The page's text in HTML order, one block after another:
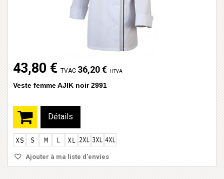
43,80 € TVAC 36,20 € HTVA
Veste femme AJIK noir 2991
Détails
Ajouter à ma liste d'envies